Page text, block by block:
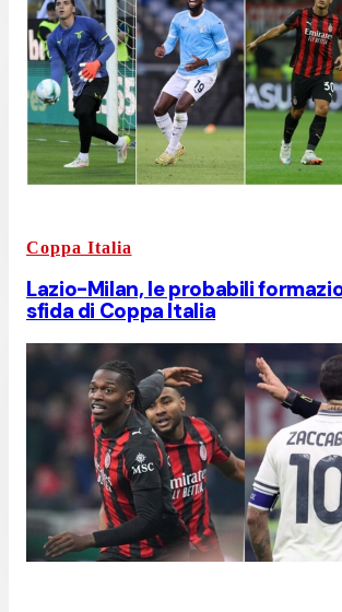
Coppa Italia
Lazio-Milan, le probabili
sfida di Coppa Italia